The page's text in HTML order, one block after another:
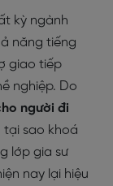
kỳ ngành
năng tiếng
giao tiếp
nghiệp. Do
người đi
tại sao khoá
lớp gia sư
nay lại hiệu